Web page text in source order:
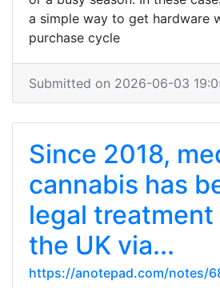
a simple way to get hardware
purchase cycle
Submitted on 2026-06-03
Since 2018,
cannabis has
legal
the UK via...
https://anotepad.com/notes/